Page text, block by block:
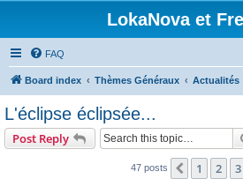
LokaNova et
FAQ
Board index Thèmes Généraux Actualités
L'éclipse éclipsée...
Post Reply
47 posts Previous
1 2 3